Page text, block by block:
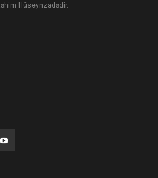
Hüseynzadədir.